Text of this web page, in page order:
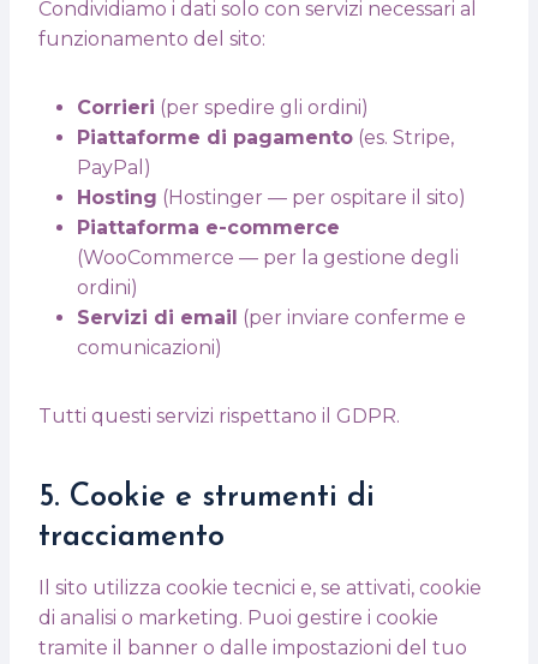
Condividiamo i dati solo con servizi necessari al
funzionamento del sito:
Corrieri (per spedire gli ordini)
Piattaforme di pagamento (es. Stripe,
PayPal)
Hosting (Hostinger — per ospitare il sito)
Piattaforma e-commerce
(WooCommerce — per la gestione degli
ordini)
Servizi di email (per inviare conferme e
comunicazioni)
Tutti questi servizi rispettano il GDPR.
5. Cookie e strumenti di
tracciamento
Il sito utilizza cookie tecnici e, se attivati, cookie
di analisi o marketing. Puoi gestire i cookie
tramite il banner o dalle impostazioni del tuo